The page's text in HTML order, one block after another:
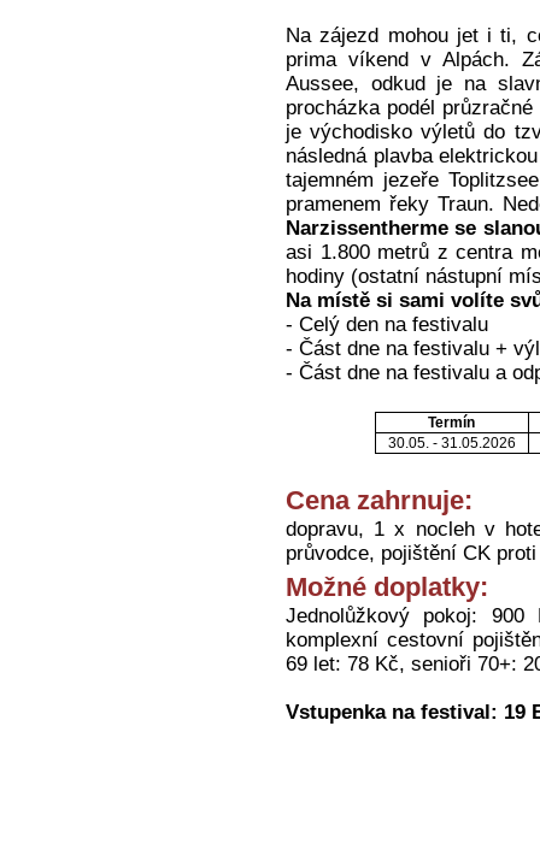
Na zájezd mohou jet i ti,
prima víkend v Alpách.
Aussee, odkud je na
procházka podél
je východisko výletů do
následná plavba
tajemném jezeře
pramenem řeky Traun.
Narzissentherme se
asi 1.800 metrů z centra
hodiny (ostatní nástupní
Na místě si sami volíte
- Celý den na festivalu
- Část dne na festivalu +
- Část dne na festivalu a
Termín
30.05. - 31.05.2026
Cena zahrnuje:
dopravu, 1 x nocleh v
průvodce, pojištění CK
Možné doplatky:
Jednolůžkový pokoj:
komplexní cestovní
69 let: 78 Kč, senioři 70+:
Vstupenka na festival: 19